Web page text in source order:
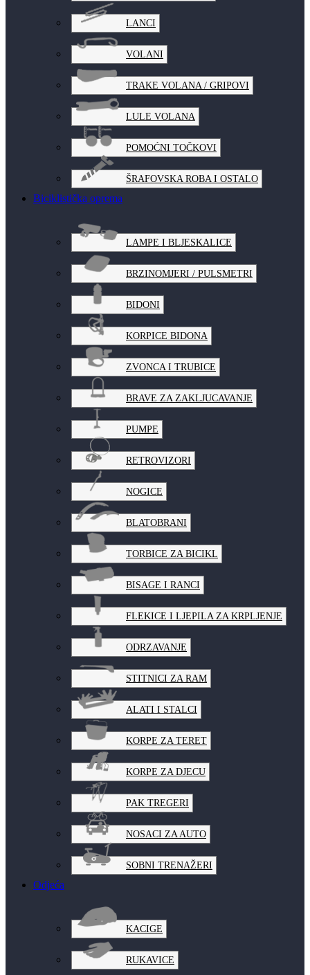
LANCI
VOLANI
TRAKE VOLANA / GRIPOVI
LULE VOLANA
POMOĆNI TOČKOVI
ŠRAFOVSKA ROBA I OSTALO
Biciklistička oprema
LAMPE I BLJESKALICE
BRZINOMJERI / PULSMETRI
BIDONI
KORPICE BIDONA
ZVONCA I TRUBICE
BRAVE ZA ZAKLJUCAVANJE
PUMPE
RETROVIZORI
NOGICE
BLATOBRANI
TORBICE ZA BICIKL
BISAGE I RANCI
FLEKICE I LJEPILA ZA KRPLJENJE
ODRZAVANJE
STITNICI ZA RAM
ALATI I STALCI
KORPE ZA TERET
KORPE ZA DJECU
PAK TREGERI
NOSACI ZA AUTO
SOBNI TRENAŽERI
Odjeća
KACIGE
RUKAVICE